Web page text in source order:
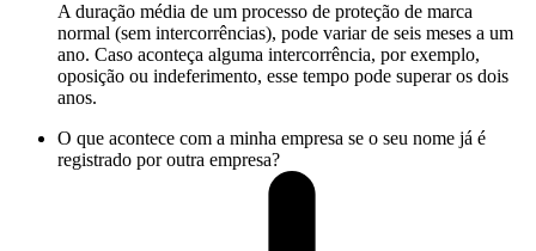
A duração média de um processo de proteção de marca
normal (sem intercorrências), pode variar de seis meses a um
ano. Caso aconteça alguma intercorrência, por exemplo,
oposição ou indeferimento, esse tempo pode superar os dois
anos.
O que acontece com a minha empresa se o seu nome já é
registrado por outra empresa?